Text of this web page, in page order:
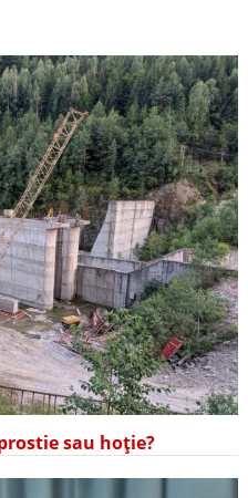
sau hoție?